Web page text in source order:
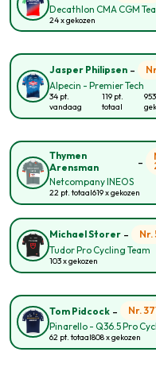
Decathlon CMA CGM
24 x gekozen
Jasper Philipsen-
Alpecin - Premier Tech
34 pt.
vandaag
119 pt.
totaal
Thymen
Arensman
-
Netcompany INEOS
22 pt. totaal619 x gekozen
Michael Storer-
Nr.
Tudor Pro Cycling Team
103 x gekozen
Tom Pidcock-
Nr.
Pinarello - Q36.5 Pro
62 pt. totaal808 x gekozen